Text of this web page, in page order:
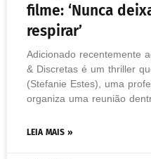
filme: ‘Nunca
respirar’
Adicionado recentemente
& Discretas é um thriller
(Stefanie Estes), uma
organiza uma reunião
LEIA MAIS »